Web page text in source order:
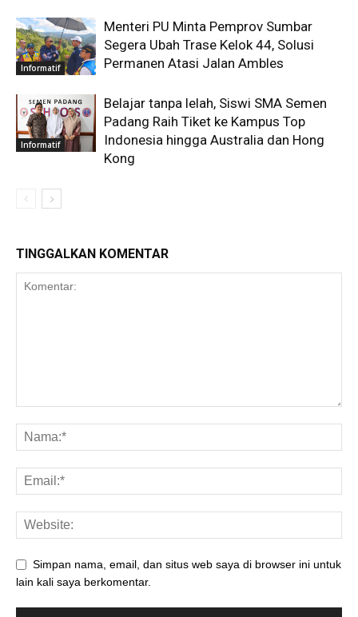
Informatif
Menteri PU Minta Pemprov Sumbar
Segera Ubah Trase Kelok 44, Solusi
Permanen Atasi Jalan Ambles
Informatif
Belajar tanpa lelah, Siswi SMA Semen
Padang Raih Tiket ke Kampus Top
Indonesia hingga Australia dan Hong
Kong
TINGGALKAN KOMENTAR
Simpan nama, email, dan situs web saya di browser ini untuk
lain kali saya berkomentar.